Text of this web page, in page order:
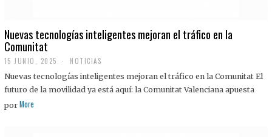
Nuevas tecnologías inteligentes mejoran el tráfico en la
Comunitat
15 JUNIO, 2025 NOTICIAS
Nuevas tecnologías inteligentes mejoran el tráfico en la Comunitat El
futuro de la movilidad ya está aquí: la Comunitat Valenciana apuesta
por More